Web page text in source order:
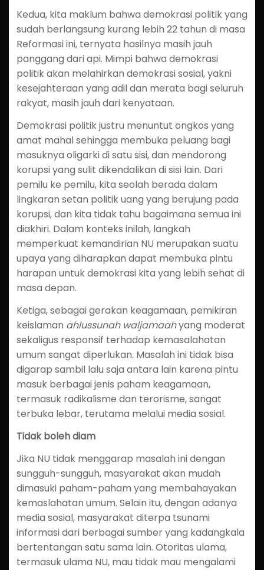
Kedua, kita maklum bahwa demokrasi politik yang
sudah berlangsung kurang lebih 22 tahun di masa
Reformasi ini, ternyata hasilnya masih jauh
panggang dari api. Mimpi bahwa demokrasi
politik akan melahirkan demokrasi sosial, yakni
kesejahteraan yang adil dan merata bagi seluruh
rakyat, masih jauh dari kenyataan.
Demokrasi politik justru menuntut ongkos yang
amat mahal sehingga membuka peluang bagi
masuknya oligarki di satu sisi, dan mendorong
korupsi yang sulit dikendalikan di sisi lain. Dari
pemilu ke pemilu, kita seolah berada dalam
lingkaran setan politik uang yang berujung pada
korupsi, dan kita tidak tahu bagaimana semua ini
diakhiri. Dalam konteks inilah, langkah
memperkuat kemandirian NU merupakan suatu
upaya yang diharapkan dapat membuka pintu
harapan untuk demokrasi kita yang lebih sehat di
masa depan.
Ketiga, sebagai gerakan keagamaan, pemikiran
keislaman ahlussunah waljamaahyang moderat
sekaligus responsif terhadap kemasalahatan
umum sangat diperlukan. Masalah ini tidak bisa
digarap sambil lalu saja antara lain karena pintu
masuk berbagai jenis paham keagamaan,
termasuk radikalisme dan terorisme, sangat
terbuka lebar, terutama melalui media sosial.
Tidak boleh diam
Jika NU tidak menggarap masalah ini dengan
sungguh-sungguh, masyarakat akan mudah
dimasuki paham-paham yang membahayakan
kemaslahatan umum. Selain itu, dengan adanya
media sosial, masyarakat diterpa tsunami
informasi dari berbagai sumber yang kadangkala
bertentangan satu sama lain. Otoritas ulama,
termasuk ulama NU, mau tidak mau mengalami